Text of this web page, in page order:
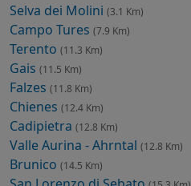
Selva dei Molini (3.1 Km)
Campo Tures (7.9 Km)
Terento (11.3 Km)
Gais (11.5 Km)
Falzes (11.8 Km)
Chienes (12.4 Km)
Cadipietra (12.8 Km)
Valle Aurina - Ahrntal (12.8 Km)
Brunico (14.5 Km)